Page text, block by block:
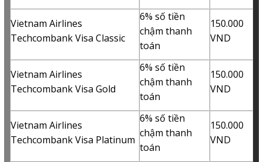
Vietnam Airlines
Techcombank Visa Classic
6% số tiền
chậm thanh
toán
150.000
VND
Vietnam Airlines
Techcombank Visa Gold
6% số tiền
chậm thanh
toán
150.000
VND
Vietnam Airlines
Techcombank Visa Platinum
6% số tiền
chậm thanh
toán
150.000
VND